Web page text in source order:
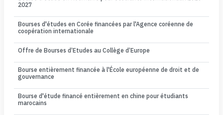
2027
Bourses d'études en Corée financées par l'Agence coréenne de
coopération internationale
Offre de Bourses d’Etudes au Collège d’Europe
Bourse entièrement financée à l'École européenne de droit et de
gouvernance
Bourse d'étude financé entièrement en chine pour étudiants
marocains